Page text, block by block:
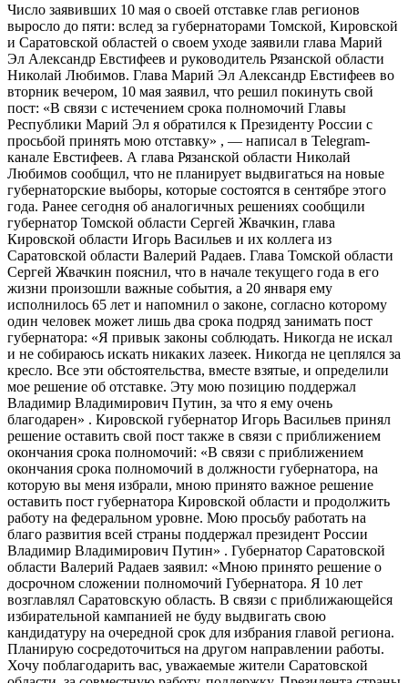
Число заявивших 10 мая о своей отставке глав регионов
выросло до пяти: вслед за губернаторами Томской, Кировской
и Саратовской областей о своем уходе заявили глава Марий
Эл Александр Евстифеев и руководитель Рязанской области
Николай Любимов. Глава Марий Эл Александр Евстифеев во
вторник вечером, 10 мая заявил, что решил покинуть свой
пост: «В связи с истечением срока полномочий Главы
Республики Марий Эл я обратился к Президенту России с
просьбой принять мою отставку» , — написал в Telegram-​
канале Евстифеев. А глава Рязанской области Николай
Любимов сообщил, что не планирует выдвигаться на новые
губернаторские выборы, которые состоятся в сентябре этого
года. Ранее сегодня об аналогичных решениях сообщили
губернатор Томской области Сергей Жвачкин, глава
Кировской области Игорь Васильев и их коллега из
Саратовской области Валерий Радаев. Глава Томской области
Сергей Жвачкин пояснил, что в начале текущего года в его
жизни произошли важные события, а 20 января ему
исполнилось 65 лет и напомнил о законе, согласно которому
один человек может лишь два срока подряд занимать пост
губернатора: «Я привык законы соблюдать. Никогда не искал
и не собираюсь искать никаких лазеек. Никогда не цеплялся за
кресло. Все эти обстоятельства, вместе взятые, и определили
мое решение об отставке. Эту мою позицию поддержал
Владимир Владимирович Путин, за что я ему очень
благодарен» . Кировской губернатор Игорь Васильев принял
решение оставить свой пост также в связи с приближением
окончания срока полномочий: «В связи с приближением
окончания срока полномочий в должности губернатора, на
которую вы меня избрали, мною принято важное решение
оставить пост губернатора Кировской области и продолжить
работу на федеральном уровне. Мою просьбу работать на
благо развития всей страны поддержал президент России
Владимир Владимирович Путин» . Губернатор Саратовской
области Валерий Радаев заявил: «Мною принято решение о
досрочном сложении полномочий Губернатора. Я 10 лет
возглавлял Саратовскую область. В связи с приближающейся
избирательной кампанией не буду выдвигать свою
кандидатуру на очередной срок для избрания главой региона.
Планирую сосредоточиться на другом направлении работы.
Хочу поблагодарить вас, уважаемые жители Саратовской